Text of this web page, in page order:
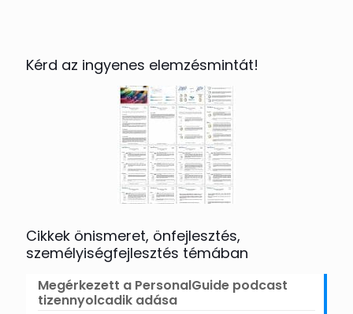
Kérd az ingyenes elemzésmintát!
Cikkek önismeret, önfejlesztés,
személyiségfejlesztés témában
Megérkezett a PersonalGuide podcast
tizennyolcadik adása